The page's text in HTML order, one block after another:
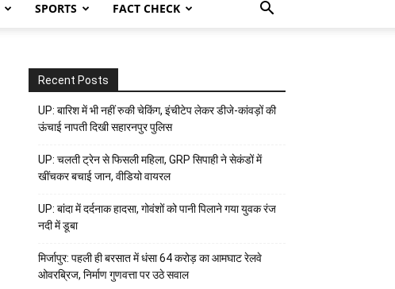
SPORTS FACT CHECK
Recent Posts
UP: बारिश में भी नहीं रुकी चेकिंग, इंचीटेप लेकर डीजे-कांवड़ों की
ऊंचाई नापती दिखी सहारनपुर पुलिस
UP: चलती ट्रेन से फिसली महिला, GRP सिपाही ने सेकंडों में
खींचकर बचाई जान, वीडियो वायरल
UP: बांदा में दर्दनाक हादसा, गोवंशों को पानी पिलाने गया युवक रंज
नदी में डूबा
मिर्जापुर: पहली ही बरसात में धंसा 64 करोड़ का आमघाट रेलवे
ओवरब्रिज, निर्माण गुणवत्ता पर उठे सवाल